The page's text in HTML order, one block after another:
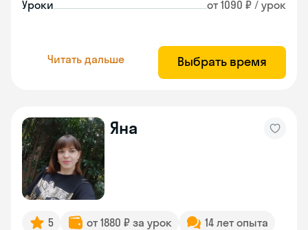
Уроки от 1090 ₽ / урок
Читать дальше Выбрать время
Яна
5 от 1880 ₽ за урок
14 лет опыта